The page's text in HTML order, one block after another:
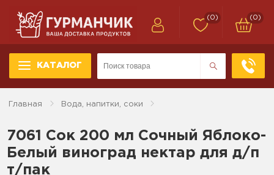
КАТАЛОГ
(0) (0)
Главная Вода, напитки, соки
7061 Сок 200 мл Сочный Яблоко-
Белый виноград нектар для д/п
т/пак